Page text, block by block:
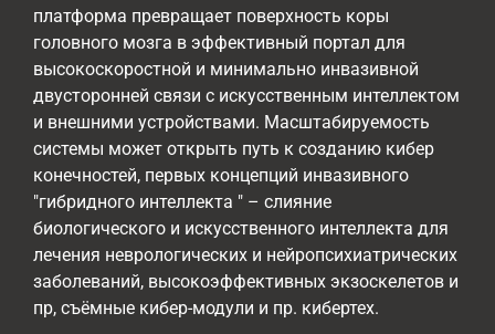
платформа превращает поверхность коры
головного мозга в эффективный портал для
высокоскоростной и минимально инвазивной
двусторонней связи с искусственным интеллектом
и внешними устройствами. Масштабируемость
системы может открыть путь к созданию кибер
конечностей, первых концепций инвазивного
"гибридного интеллекта " – слияние
биологического и искусственного интеллекта для
лечения неврологических и нейропсихиатрических
заболеваний, высокоэффективных экзоскелетов и
пр, съёмные кибер-модули и пр. кибертех.